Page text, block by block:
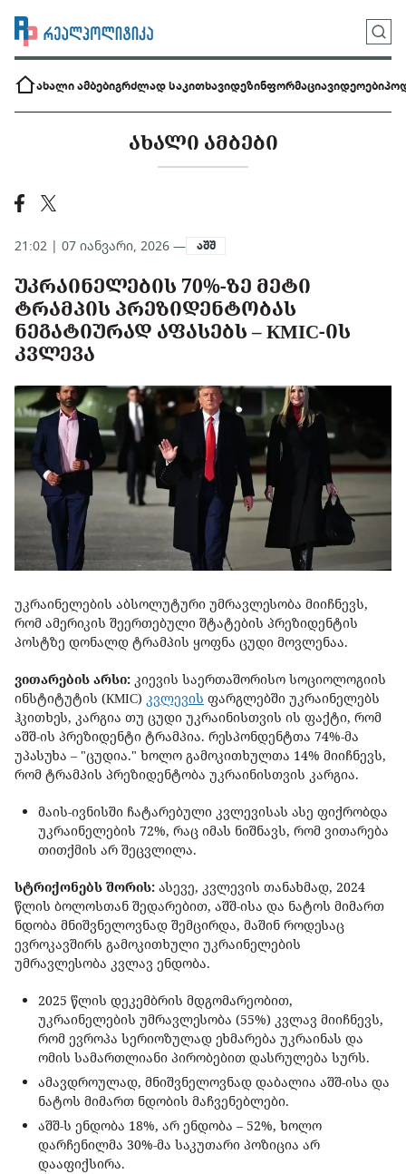
ახალი ამბებიგრძლად საკითხავიდეზინფორმაციავიდეოები
ᲐᲮᲐᲚᲘ ᲐᲛᲑᲔᲑᲘ
21:02 | 07 იანვარი, 2026 — აშშ
ᲣᲙᲠᲐᲘᲜᲔᲚᲔᲑᲘᲡ 70%-ᲖᲔ ᲛᲔᲢᲘ
ᲢᲠᲐᲛᲞᲘᲡ ᲞᲠᲔᲖᲘᲓᲔᲜᲢᲝᲑᲐᲡ
ᲜᲔᲒᲐᲢᲘᲣᲠᲐᲓ ᲐᲤᲐᲡᲔᲑᲡ – КМІС-ᲘᲡ
ᲙᲕᲚᲔᲕᲐ
უკრაინელების აბსოლუტური უმრავლესობა მიიჩნევს,
რომ ამერიკის შეერთებული შტატების პრეზიდენტის
პოსტზე დონალდ ტრამპის ყოფნა ცუდი მოვლენაა.
ვითარების არსი: კიევის საერთაშორისო სოციოლოგიის
ინსტიტუტის (КМІС) კვლევის ფარგლებში უკრაინელებს
ჰკითხეს, კარგია თუ ცუდი უკრაინისთვის ის ფაქტი, რომ
აშშ-ის პრეზიდენტი ტრამპია. რესპონდენტთა 74%-მა
უპასუხა – "ცუდია." ხოლო გამოკითხულთა 14% მიიჩნევს,
რომ ტრამპის პრეზიდენტობა უკრაინისთვის კარგია.
მაის-ივნისში ჩატარებული კვლევისას ასე ფიქრობდა
უკრაინელების 72%, რაც იმას ნიშნავს, რომ ვითარება
თითქმის არ შეცვლილა.
სტრიქონებს შორის: ასევე, კვლევის თანახმად, 2024
წლის ბოლოსთან შედარებით, აშშ-ისა და ნატოს მიმართ
ნდობა მნიშვნელოვნად შემცირდა, მაშინ როდესაც
ევროკავშირს გამოკითხული უკრაინელების
უმრავლესობა კვლავ ენდობა.
2025 წლის დეკემბრის მდგომარეობით,
უკრაინელების უმრავლესობა (55%) კვლავ მიიჩნევს,
რომ ევროპა სერიოზულად ეხმარება უკრაინას და
ომის სამართლიანი პირობებით დასრულება სურს.
ამავდროულად, მნიშვნელოვნად დაბალია აშშ-ისა და
ნატოს მიმართ ნდობის მაჩვენებლები.
აშშ-ს ენდობა 18%, არ ენდობა – 52%, ხოლო
დარჩენილმა 30%-მა საკუთარი პოზიცია არ
დააფიქსირა.